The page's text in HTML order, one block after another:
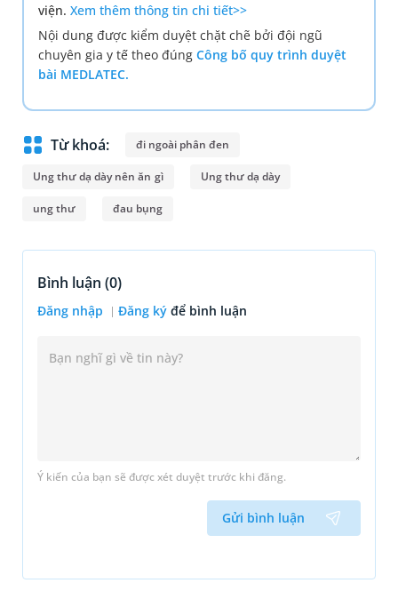
viện. Xem thêm thông tin chi tiết>>
Nội dung được kiểm duyệt chặt chẽ bởi đội ngũ
chuyên gia y tế theo đúng Công bố quy trình duyệt
bài MEDLATEC.
Từ khoá: đi ngoài phân đen
Ung thư dạ dày nên ăn gì Ung thư dạ dày
ung thư đau bụng
Bình luận (0)
Đăng nhập Đăng ký để bình luận
Ý kiến của bạn sẽ được xét duyệt trước khi đăng.
Gửi bình luận